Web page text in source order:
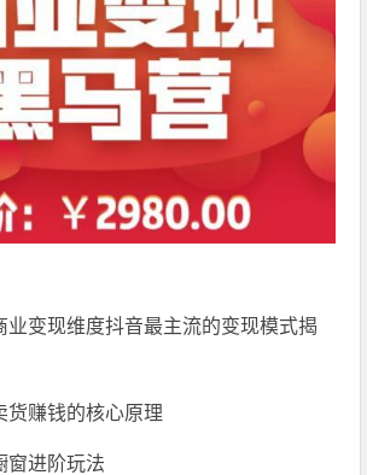
业变现维度抖音最主流的变现模式揭
货赚钱的核心原理
窗进阶玩法